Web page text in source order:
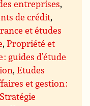
entreprises,
de crédit,
et études
,Propriété et
guides d’étude
,Etudes
et gestion :
Stratégie